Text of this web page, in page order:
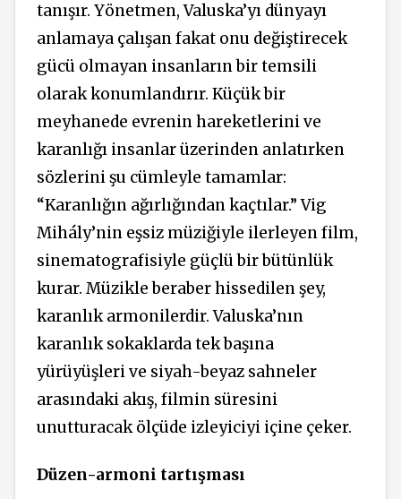
tanışır. Yönetmen, Valuska’yı dünyayı
anlamaya çalışan fakat onu değiştirecek
gücü olmayan insanların bir temsili
olarak konumlandırır. Küçük bir
meyhanede evrenin hareketlerini ve
karanlığı insanlar üzerinden anlatırken
sözlerini şu cümleyle tamamlar:
“Karanlığın ağırlığından kaçtılar.” Vig
Mihály’nin eşsiz müziğiyle ilerleyen film,
sinematografisiyle güçlü bir bütünlük
kurar. Müzikle beraber hissedilen şey,
karanlık armonilerdir. Valuska’nın
karanlık sokaklarda tek başına
yürüyüşleri ve siyah-beyaz sahneler
arasındaki akış, filmin süresini
unutturacak ölçüde izleyiciyi içine çeker.
Düzen-armoni tartışması